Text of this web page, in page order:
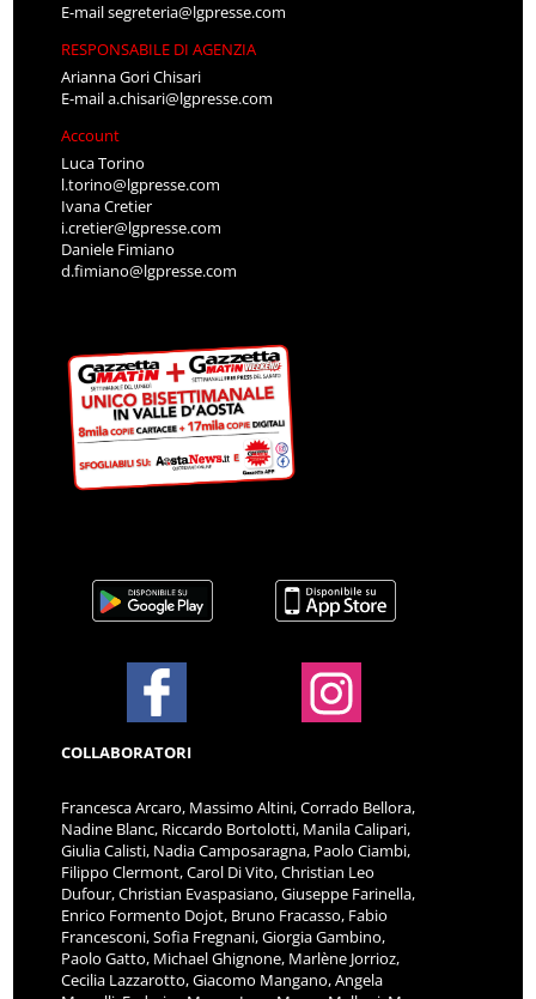
E-mailsegreteria@lgpresse.com
RESPONSABILE DI AGENZIA
Arianna Gori Chisari
E-maila.chisari@lgpresse.com
Account
Luca Torino
l.torino@lgpresse.com
Ivana Cretier
i.cretier@lgpresse.com
Daniele Fimiano
d.fimiano@lgpresse.com
COLLABORATORI
Francesca Arcaro, Massimo Altini, Corrado Bellora,
Nadine Blanc, Riccardo Bortolotti, Manila Calipari,
Giulia Calisti, Nadia Camposaragna, Paolo Ciambi,
Filippo Clermont, Carol Di Vito, Christian Leo
Dufour, Christian Evaspasiano, Giuseppe Farinella,
Enrico Formento Dojot, Bruno Fracasso, Fabio
Francesconi, Sofia Fregnani, Giorgia Gambino,
Paolo Gatto, Michael Ghignone, Marlène Jorrioz,
Cecilia Lazzarotto, Giacomo Mangano, Angela